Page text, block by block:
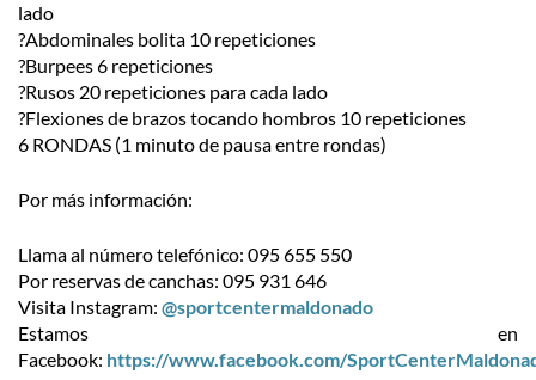
lado
?Abdominales bolita 10 repeticiones
?Burpees 6 repeticiones
?Rusos 20 repeticiones para cada lado
?Flexiones de brazos tocando hombros 10 repeticiones
6 RONDAS (1 minuto de pausa entre rondas)
Por más información:
Llama al número telefónico: 095 655 550
Por reservas de canchas: 095 931 646
Visita Instagram: @sportcentermaldonado
Estamos en
Facebook: https://www.facebook.com/